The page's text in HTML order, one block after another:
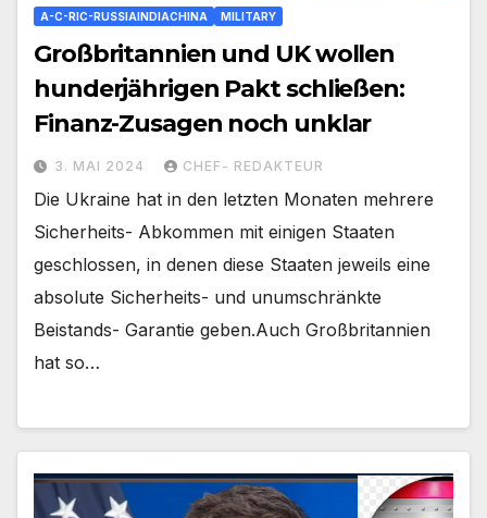
A-C-RIC-RUSSIAINDIACHINA MILITARY
Großbritannien und UK wollen
hunderjährigen Pakt schließen:
Finanz-Zusagen noch unklar
3. MAI 2024 CHEF- REDAKTEUR
Die Ukraine hat in den letzten Monaten mehrere
Sicherheits- Abkommen mit einigen Staaten
geschlossen, in denen diese Staaten jeweils eine
absolute Sicherheits- und unumschränkte
Beistands- Garantie geben.Auch Großbritannien
hat so…